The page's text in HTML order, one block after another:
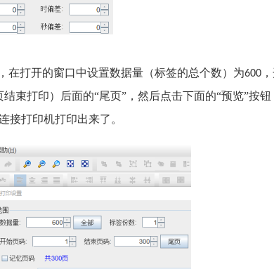
在打开的窗口中设置数据量（标签的总个数）为600
结束打印）后面的“尾页”，然后点击下面的“预览”按钮
接打印机打印出来了。